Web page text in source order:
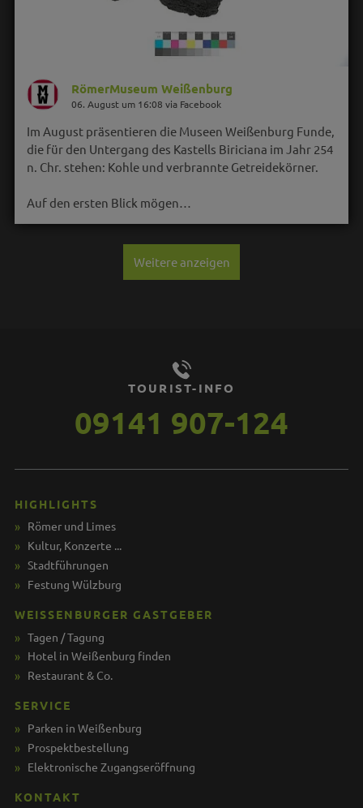
RömerMuseum Weißenburg
06. August um 16:08 via Facebook
Im August präsentieren die Museen Weißenburg Funde,
die für den Untergang des Kastells Biriciana im Jahr 254
n. Chr. stehen: Kohle und verbrannte Getreidekörner.
Auf den ersten Blick mögen…
Weitere anzeigen
TOURIST-INFO
09141 907-124
HIGHLIGHTS
Römer und Limes
Kultur, Konzerte ...
Stadtführungen
Festung Wülzburg
WEISSENBURGER GASTGEBER
Tagen / Tagung
Hotel in Weißenburg finden
Restaurant & Co.
SERVICE
Parken in Weißenburg
Prospektbestellung
Elektronische Zugangseröffnung
KONTAKT